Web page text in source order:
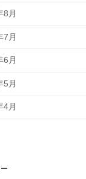
8月
7月
6月
5月
4月